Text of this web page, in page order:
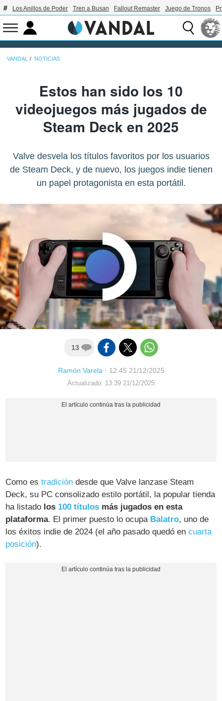
Los Anillos de Poder Tren a Busan Fallout Remaster Juego de Tronos
VANDAL NOTICIAS
Estos han sido los 10
videojuegos más jugados de
Steam Deck en 2025
Valve desvela los títulos favoritos por los usuarios
de Steam Deck, y de nuevo, los juegos indie tienen
un papel protagonista en esta portátil.
13
Ramón Varela· 12:45 21/12/2025
Actualizado: 13:39 21/12/2025
Como estradición desde que Valve lanzase Steam
Deck, su PC consolizado estilo portátil, la popular tienda
ha listado los 100 títulos más jugados en esta
plataforma. El primer puesto lo ocupa Balatro, uno de
los éxitos indie de 2024 (el año pasado quedó encuarta
posición).